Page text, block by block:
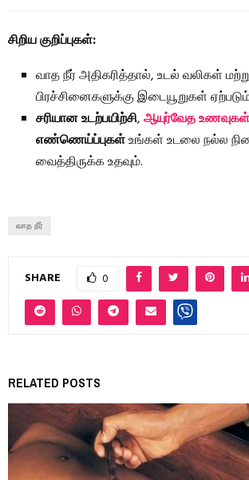
சிறிய குறிப்புகள்:
வாத நீர் அதிகரித்தால், உடல் வலிகள்
பிரச்சினைகளுக்கு இடையூறுகள்
சரியான உடற்பயிற்சி,ஆயுர்வேத உணவுகள்
எண்ணெய்ப்புகள்உங்கள் உடலை நல்ல
வைத்திருக்க உதவும்.
வாத நீர்
SHARE 0
RELATED POSTS